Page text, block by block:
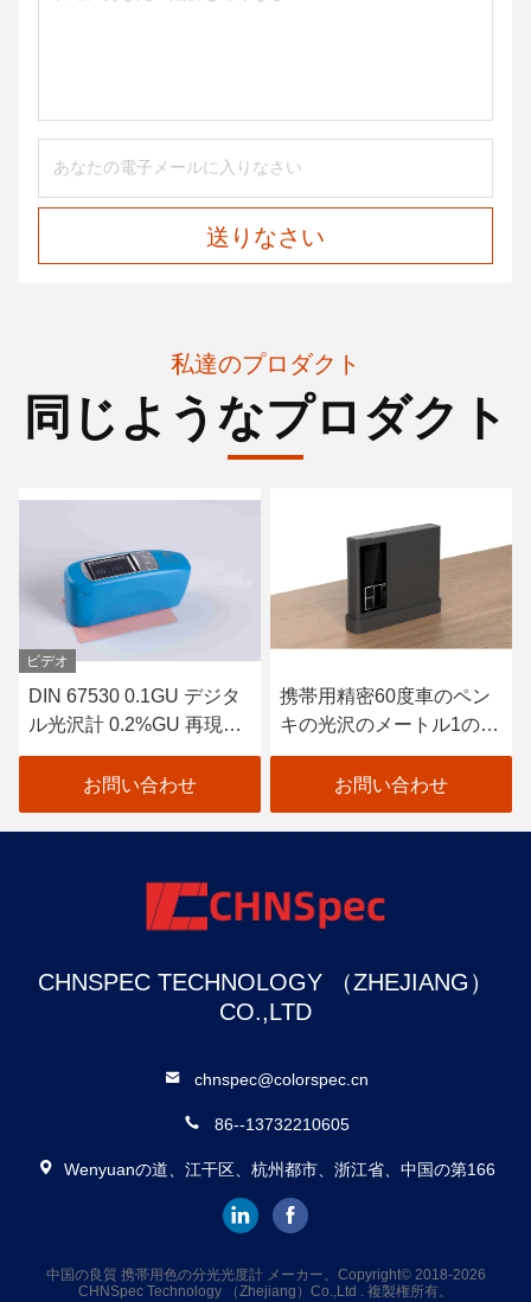
送りなさい
私達のプロダクト
同じようなプロダクト
ビデオ
DIN 67530 0.1GU デジタ
ル光沢計 0.2%GU 再現性
コンパクトな構造
お問い合わせ
携帯用精密60度車のペン
キの光沢のメートル1のグ
ウの表示
お問い合わせ
CHNSPEC TECHNOLOGY （ZHEJIANG）
CO.,LTD
chnspec@colorspec.cn
86--13732210605
Wenyuanの道、江干区、杭州都市、浙江省、中国の第166
中国の良質 携帯用色の分光光度計 メーカー。Copyright© 2018-2026
CHNSpec Technology （Zhejiang）Co.,Ltd . 複製権所有。